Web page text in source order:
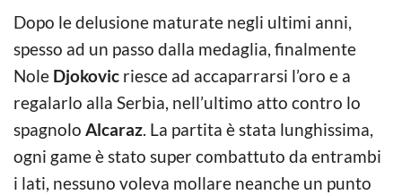
Dopo le delusione maturate negli ultimi anni,
spesso ad un passo dalla medaglia, finalmente
Nole Djokovic riesce ad accaparrarsi l’oro e a
regalarlo alla Serbia, nell’ultimo atto contro lo
spagnolo Alcaraz. La partita è stata lunghissima,
ogni game è stato super combattuto da entrambi
i lati, nessuno voleva mollare neanche un punto